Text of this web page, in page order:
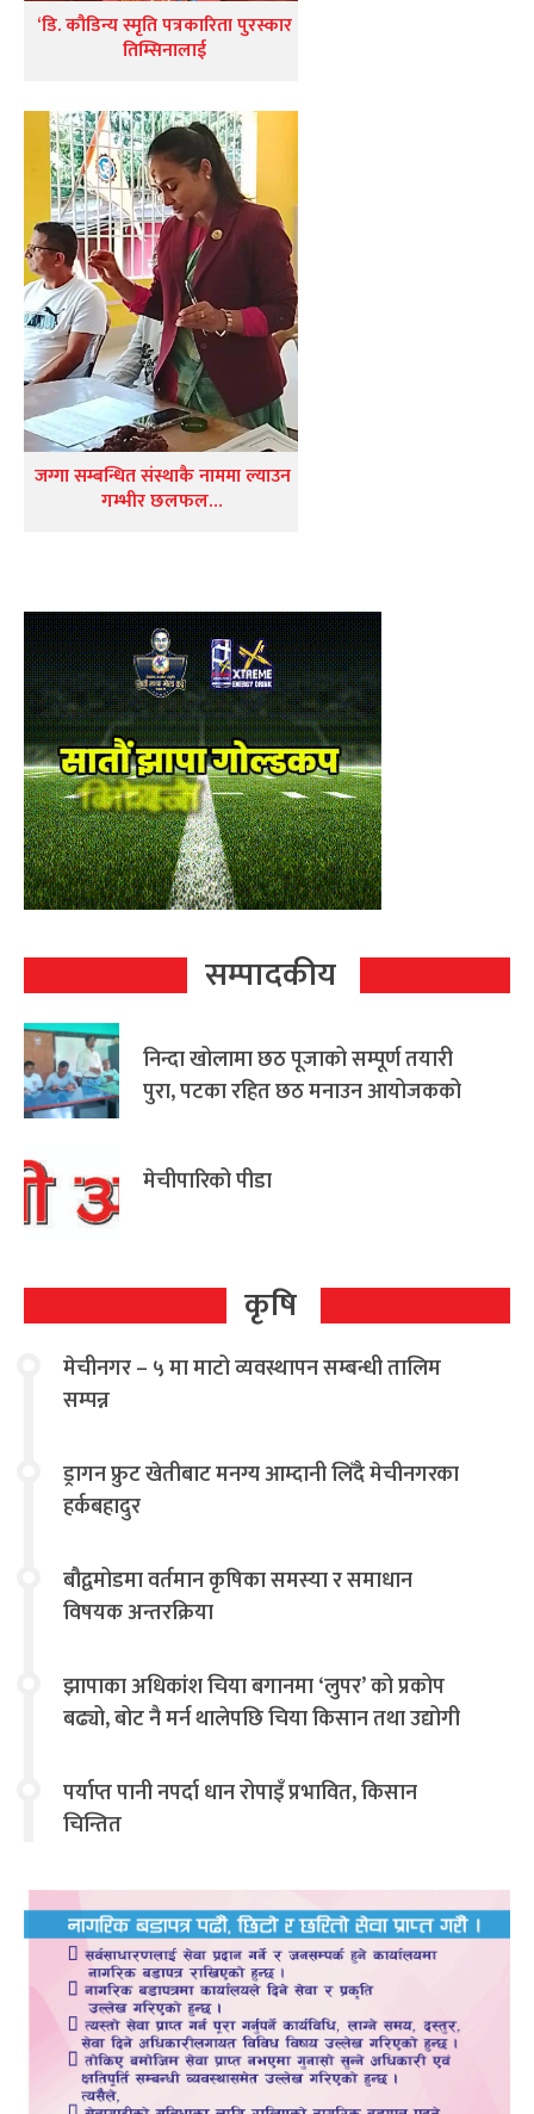
‘डि. कौडिन्य स्मृति पत्रकारिता पुरस्कार
तिम्सिनालाई
जग्गा सम्बन्धित संस्थाकै नाममा ल्याउन
गम्भीर छलफल…
सम्पादकीय
निन्दा खोलामा छठ पूजाको सम्पूर्ण तयारी
पुरा, पटका रहित छठ मनाउन आयोजकको
मेचीपारिको पीडा
कृषि
मेचीनगर – ५ मा माटो व्यवस्थापन सम्बन्धी तालिम
सम्पन्न
ड्रागन फ्रुट खेतीबाट मनग्य आम्दानी लिँदै मेचीनगरका
हर्कबहादुर
बौद्वमोडमा वर्तमान कृषिका समस्या र समाधान
विषयक अन्तरक्रिया
झापाका अधिकांश चिया बगानमा ‘लुपर’ को प्रकोप
बढ्यो, बोट नै मर्न थालेपछि चिया किसान तथा उद्योगी
पर्याप्त पानी नपर्दा धान रोपाइँ प्रभावित, किसान
चिन्तित